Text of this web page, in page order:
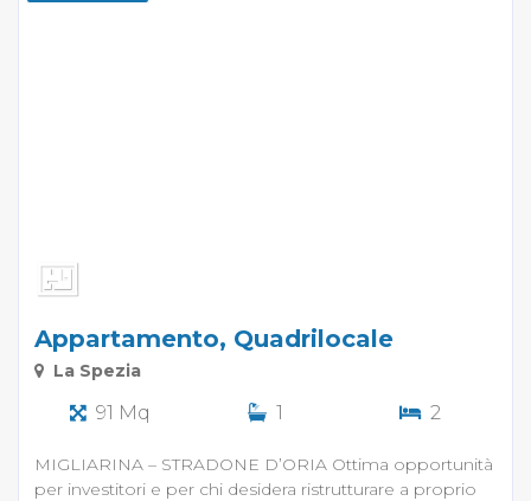
Appartamento, Quadrilocale
La Spezia
91 Mq 1 2
MIGLIARINA – STRADONE D’ORIA Ottima opportunità
per investitori e per chi desidera ristrutturare a proprio